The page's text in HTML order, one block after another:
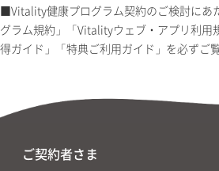
■Vitality健康プログラム契約のご検討にあ
グラム規約」「Vitalityウェブ・アプリ利
得ガイド」「特典ご利用ガイド」を必ずご
ご契約者さま